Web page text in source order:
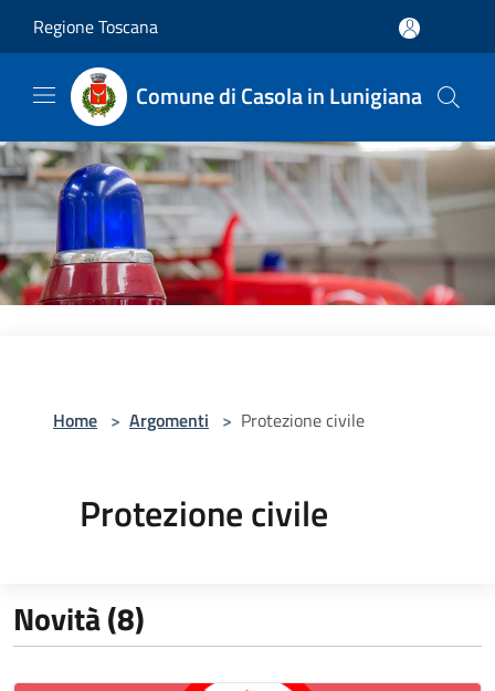
Regione Toscana
Comune di Casola in Lunigiana
Home > Argomenti > Protezione civile
Protezione civile
Novità (8)